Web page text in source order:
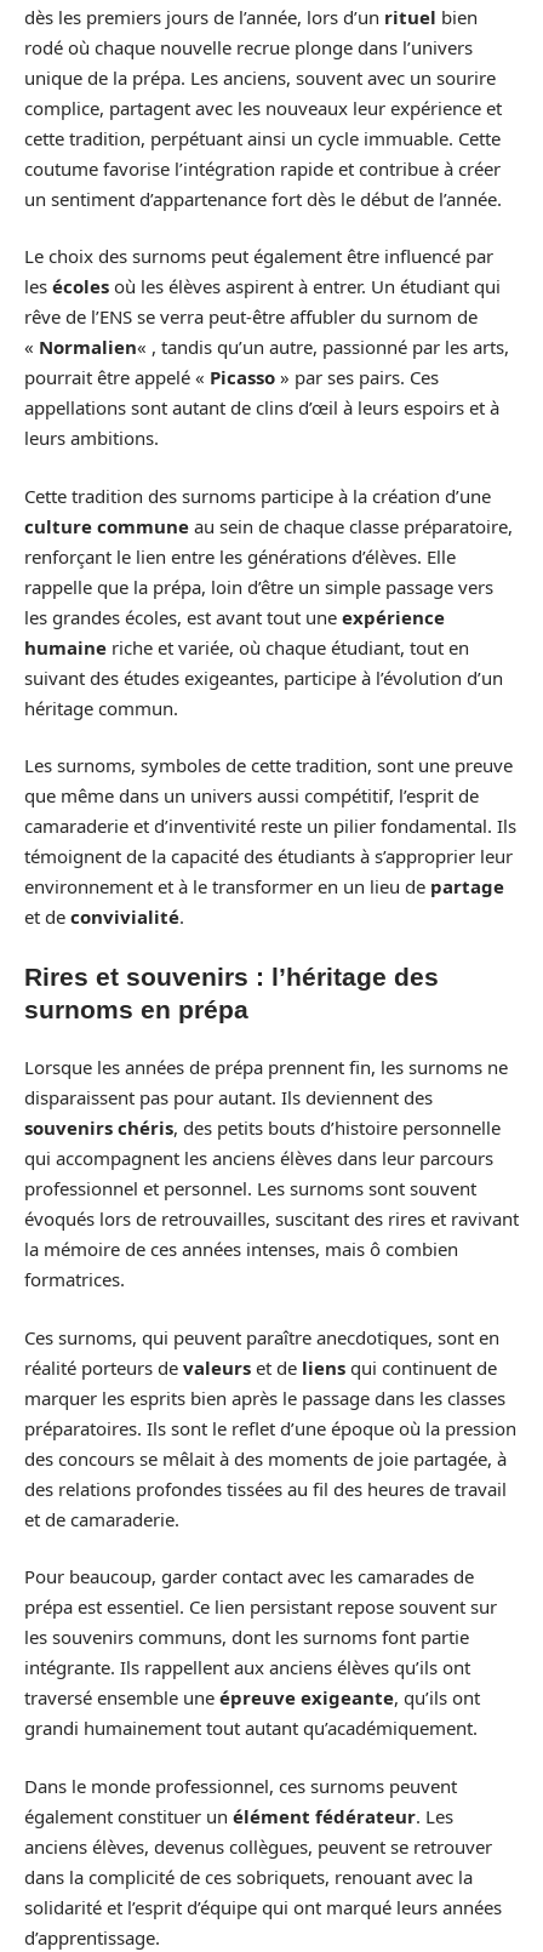
dès les premiers jours de l’année, lors d’un rituel bien
rodé où chaque nouvelle recrue plonge dans l’univers
unique de la prépa. Les anciens, souvent avec un sourire
complice, partagent avec les nouveaux leur expérience et
cette tradition, perpétuant ainsi un cycle immuable. Cette
coutume favorise l’intégration rapide et contribue à créer
un sentiment d’appartenance fort dès le début de l’année.
Le choix des surnoms peut également être influencé par
les écoles où les élèves aspirent à entrer. Un étudiant qui
rêve de l’ENS se verra peut-être affubler du surnom de
« Normalien« , tandis qu’un autre, passionné par les arts,
pourrait être appelé « Picasso » par ses pairs. Ces
appellations sont autant de clins d’œil à leurs espoirs et à
leurs ambitions.
Cette tradition des surnoms participe à la création d’une
culture commune au sein de chaque classe préparatoire,
renforçant le lien entre les générations d’élèves. Elle
rappelle que la prépa, loin d’être un simple passage vers
les grandes écoles, est avant tout une expérience
humaine riche et variée, où chaque étudiant, tout en
suivant des études exigeantes, participe à l’évolution d’un
héritage commun.
Les surnoms, symboles de cette tradition, sont une preuve
que même dans un univers aussi compétitif, l’esprit de
camaraderie et d’inventivité reste un pilier fondamental. Ils
témoignent de la capacité des étudiants à s’approprier leur
environnement et à le transformer en un lieu de partage
et de convivialité.
Rires et souvenirs : l’héritage des
surnoms en prépa
Lorsque les années de prépa prennent fin, les surnoms ne
disparaissent pas pour autant. Ils deviennent des
souvenirs chéris, des petits bouts d’histoire personnelle
qui accompagnent les anciens élèves dans leur parcours
professionnel et personnel. Les surnoms sont souvent
évoqués lors de retrouvailles, suscitant des rires et ravivant
la mémoire de ces années intenses, mais ô combien
formatrices.
Ces surnoms, qui peuvent paraître anecdotiques, sont en
réalité porteurs de valeurs et de liens qui continuent de
marquer les esprits bien après le passage dans les classes
préparatoires. Ils sont le reflet d’une époque où la pression
des concours se mêlait à des moments de joie partagée, à
des relations profondes tissées au fil des heures de travail
et de camaraderie.
Pour beaucoup, garder contact avec les camarades de
prépa est essentiel. Ce lien persistant repose souvent sur
les souvenirs communs, dont les surnoms font partie
intégrante. Ils rappellent aux anciens élèves qu’ils ont
traversé ensemble une épreuve exigeante, qu’ils ont
grandi humainement tout autant qu’académiquement.
Dans le monde professionnel, ces surnoms peuvent
également constituer un élément fédérateur. Les
anciens élèves, devenus collègues, peuvent se retrouver
dans la complicité de ces sobriquets, renouant avec la
solidarité et l’esprit d’équipe qui ont marqué leurs années
d’apprentissage.